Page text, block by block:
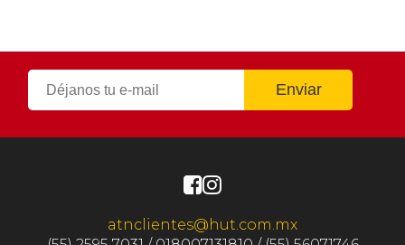
atnclientes@hut.com.mx